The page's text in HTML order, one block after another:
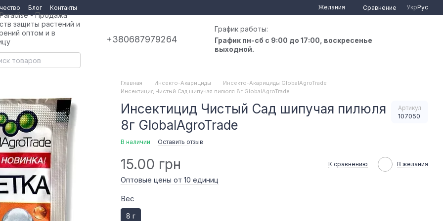
Блог Контакты Желания Сравнение УкрРус
- Продажа
защиты растений и
оптом и в
+380687979264
График работы:
График пн-сб с 9:00 до 17:00, воскресенье
выходной.
Главная Инсекто-Акарициды
Инсекто-Акарициды GlobalAgroTrade
Инсектицид Чистый Сад шипучая пилюля 8г GlobalAgroTrade
Инсектицид Чистый Сад шипучая пилюля
8г GlobalAgroTrade
Артикул
107050
В наличии Оставить отзыв
15.00 грн К сравнению В желания
Оптовые цены от 10 единиц
Вес
8 г